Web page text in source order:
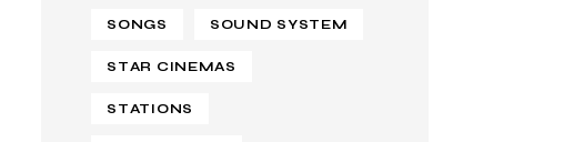
SONGS SOUND SYSTEM
STAR CINEMAS
STATIONS